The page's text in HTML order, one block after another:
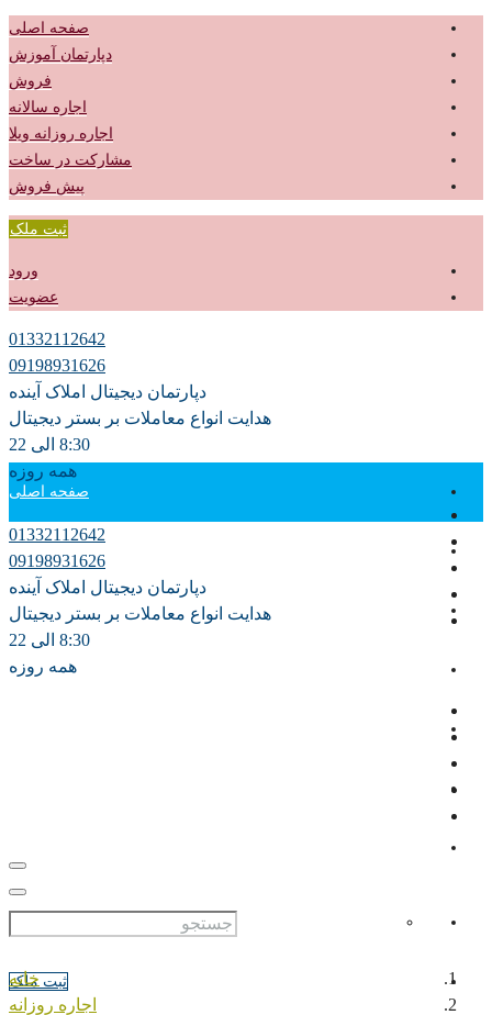
صفحه اصلی
دپارتمان آموزش
فروش
اجاره سالانه
اجاره روزانه ویلا
مشارکت در ساخت
پیش فروش
ثبت ملک
ورود
عضویت
01332112642
09198931626
دپارتمان دیجیتال املاک آینده
هدایت انواع معاملات بر بستر دیجیتال
8:30 الی 22
همه روزه
صفحه اصلی
دپارتمان آموزش
فروش
اجاره سالانه
ثبت ملک
01332112642
09198931626
دپارتمان دیجیتال املاک آینده
هدایت انواع معاملات بر بستر دیجیتال
8:30 الی 22
همه روزه
خانه
اجاره روزانه